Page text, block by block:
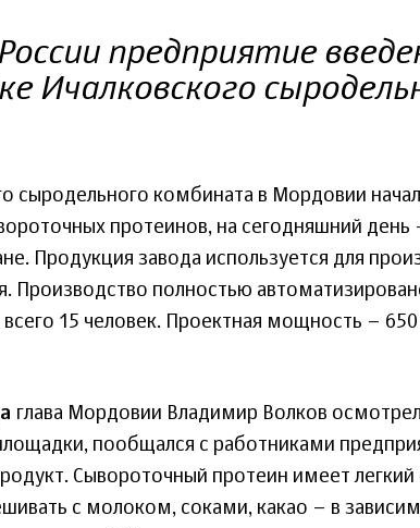
предприятие
Ичалковского
сыродельного комбината в Мордовии
протеинов, на сегодняшний день
Продукция завода используется для
Производство полностью
15 человек. Проектная мощность – 650
глава Мордовии Владимир Волков осмотрел
пообщался с работниками
Сывороточный протеин имеет легкий
с молоком, соками, какао – в